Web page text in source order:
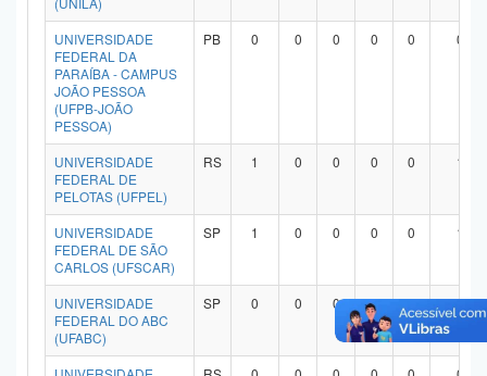
Banco Central do Brasil
UNIVERSIDADE
FEDERAL DA
PARAÍBA - CAMPUS
JOÃO PESSOA
(UFPB-JOÃO
PESSOA)
PB 0 0 0 0 0 0
UNIVERSIDADE
FEDERAL DE
PELOTAS (UFPEL)
RS 1 0 0 0 0 1
UNIVERSIDADE
FEDERAL DE SÃO
CARLOS (UFSCAR)
SP 1 0 0 0 0 1
UNIVERSIDADE
FEDERAL DO ABC
(UFABC)
SP 0 0 0 0 0 0